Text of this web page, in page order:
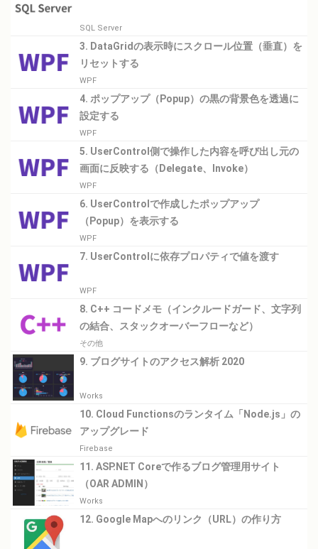
SQL Server
3. DataGridの表示時にスクロール位置（垂直）を
リセットする
WPF
4. ポップアップ（Popup）の黒の背景色を透過に
設定する
WPF
5. UserControl側で操作した内容を呼び出し元の
画面に反映する（Delegate、Invoke）
WPF
6. UserControlで作成したポップアップ
（Popup）を表示する
WPF
7. UserControlに依存プロパティで値を渡す
WPF
8. C++ コードメモ（インクルードガード、文字列
の結合、スタックオーバーフローなど）
その他
9. ブログサイトのアクセス解析 2020
Works
10. Cloud Functionsのランタイム「Node.js」の
アップグレード
Firebase
11. ASP.NET Coreで作るブログ管理用サイト
（OAR ADMIN）
Works
12. Google Mapへのリンク（URL）の作り方